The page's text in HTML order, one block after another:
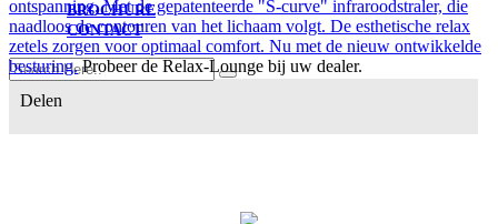
BROCHURE
CONTACT
ontspanning. Met de gepatenteerde "S-curve" infraroodstraler, die
naadloos de contouren van het lichaam volgt. De esthetische relax
zetels zorgen voor optimaal comfort. Nu met de nieuw ontwikkelde
besturing.Probeer de Relax-Lounge bij uw dealer.
Delen